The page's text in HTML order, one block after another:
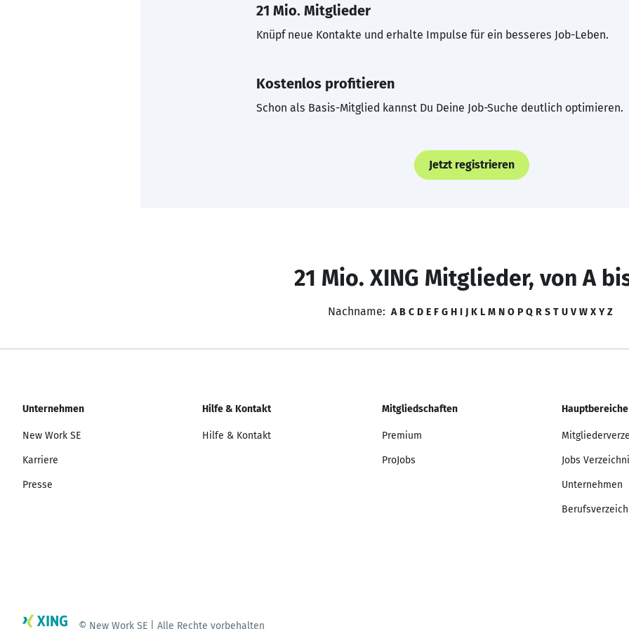
21 Mio. Mitglieder
Knüpf neue Kontakte und erhalte Impulse für ein besseres Job-Leben.
Kostenlos profitieren
Schon als Basis-Mitglied kannst Du Deine Job-Suche deutlich optimieren.
Jetzt registrieren
21 Mio. XING Mitglieder, von A
Nachname: A B C D E F G H I J K L M N O P Q R S T U V W X Y Z
Unternehmen
New Work SE
Karriere
Presse
Hilfe & Kontakt
Hilfe & Kontakt
Mitgliedschaften
Premium
ProJobs
Hauptbereiche
Jobs
Unternehmen
© New Work SE | Alle Rechte vorbehalten